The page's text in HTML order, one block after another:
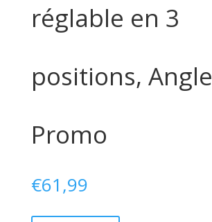
réglable en 3
positions, Angle
Promo
€61,99